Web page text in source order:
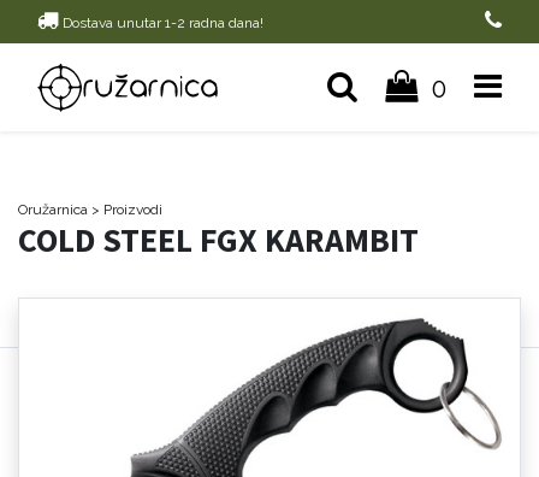
Dostava unutar 1-2 radna dana!
0
Oružarnica > Proizvodi
COLD STEEL FGX KARAMBIT